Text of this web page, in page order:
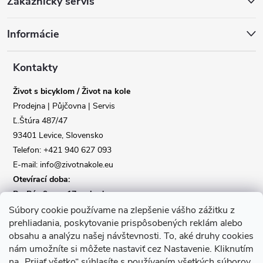
Súbory cookie používame na zlepšenie vášho zážitku z
prehliadania, poskytovanie prispôsobených reklám alebo
obsahu a analýzu našej návštevnosti. To, aké druhy cookies
nám umožníte si môžete nastaviť cez Nastavenie. Kliknutím
pInformácie
Kontakty
Život s bicyklom / Život na kole
Prodejna | Půjčovna | Servis
Ľ.Štúra 487/47
93401 Levice, Slovensko
Telefon: +421 940 627 093
E-mail: info@zivotnakole.eu
Otevírací doba:
Po-Pá : 9,oo - 17,oo hod
So : 9,oo - 12,oo | Ne : Zavřeno
Kontaktní formulář